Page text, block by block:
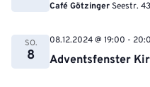
Café Götzinger Seestr.
SO.
8 Adventsfenster
08.12.2024 @ 19:00 -